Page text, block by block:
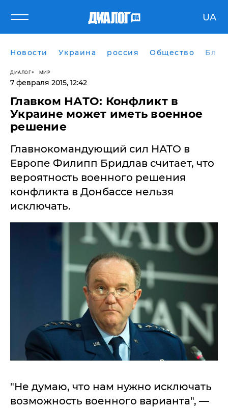
UA
Новости Украина россия Общество
ДИАЛОГ МИР
7 февраля 2015, 12:42
Главком НАТО: Конфликт в
Украине может иметь военное
решение
​Главнокомандующий сил НАТО в
Европе Филипп Бридлав считает, что
вероятность военного решения
конфликта в Донбассе нельзя
исключать.
"Не думаю, что нам нужно исключать
возможность военного варианта", —